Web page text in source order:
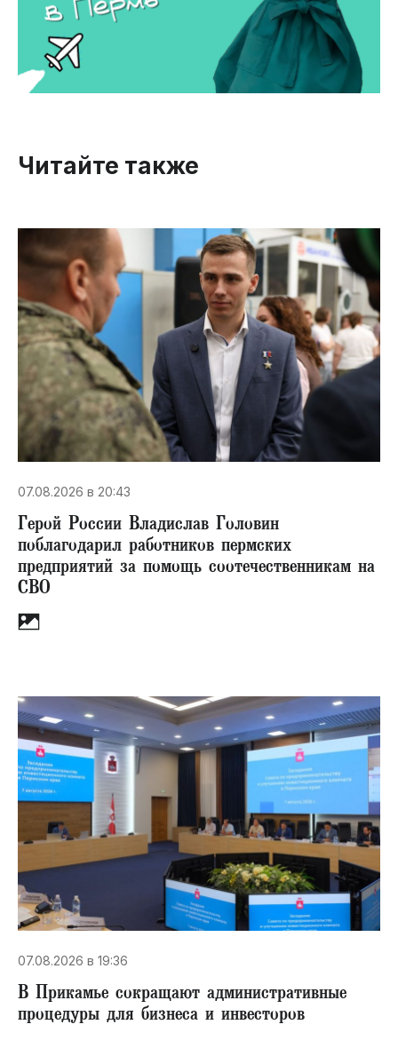
Читайте также
07.08.2026 в 20:43
Герой России Владислав Головин
поблагодарил работников пермских
предприятий за помощь соотечественникам на
СВО
07.08.2026 в 19:36
В Прикамье сокращают административные
процедуры для бизнеса и инвесторов